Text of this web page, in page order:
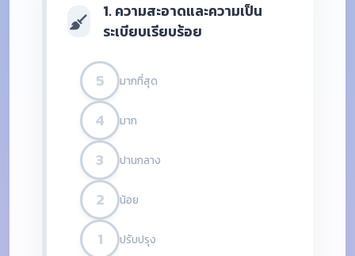
1. ความสะอาดและความเป็น
ระเบียบเรียบร้อย
5 มากที่สุด
4 มาก
3 ปานกลาง
2 น้อย
1 ปรับปรุง